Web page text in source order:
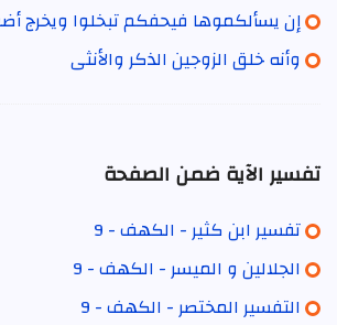
إن يسألكموها فيحفكم تبخلوا ويخرج
وأنه خلق الزوجين الذكر والأنثى
تفسير الآية ضمن الصفحة
تفسير ابن كثير - الكهف - 9
الجلالين و الميسر - الكهف - 9
التفسير المختصر - الكهف - 9